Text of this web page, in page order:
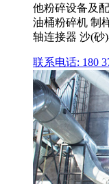
他粉碎设备及
油桶粉碎机 制
轴连接器 沙(砂
联系电话: 180